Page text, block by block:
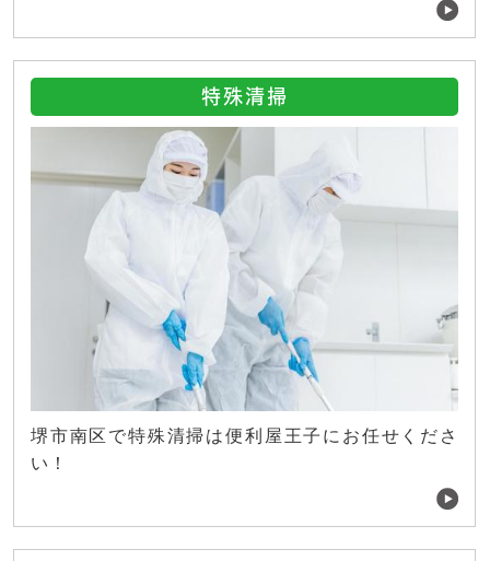
特殊清掃
堺市南区で特殊清掃は便利屋王子にお任せくださ
い！